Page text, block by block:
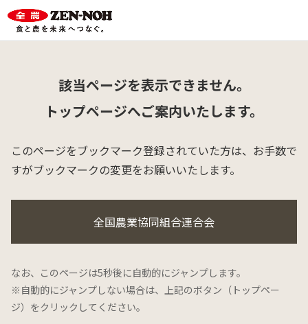
該当ページを表示できません。
トップページへご案内いたします。
このページをブックマーク登録されていた方は、 お手数で
すがブックマークの変更をお願いいたします。
全国農業協同組合連合会
なお、このページは5秒後に自動的にジャンプします。
※自動的にジャンプしない場合は、上記のボタン（トップペー
ジ）をクリックしてください。